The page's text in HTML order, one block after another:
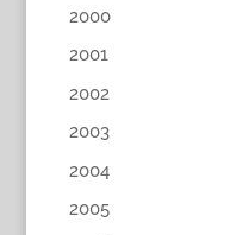
2000
2001
2002
2003
2004
2005